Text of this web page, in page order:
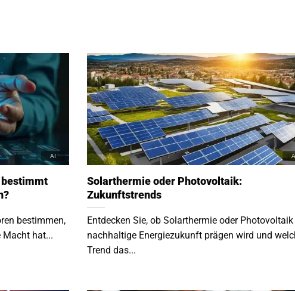
bestimmen,
Macht hat...
Solarthermie oder Photovoltaik:
Zukunftstrends
Entdecken Sie, ob Solarthermie oder
nachhaltige Energiezukunft prägen wird und
Trend das...